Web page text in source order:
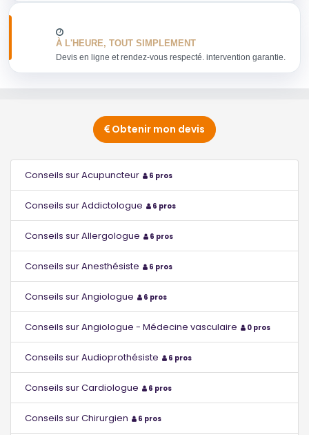
À L'HEURE, TOUT SIMPLEMENT
Devis en ligne et rendez-vous respecté. intervention garantie.
Obtenir mon devis
Conseils sur Acupuncteur 6 pros
Conseils sur Addictologue 6 pros
Conseils sur Allergologue 6 pros
Conseils sur Anesthésiste 6 pros
Conseils sur Angiologue 6 pros
Conseils sur Angiologue - Médecine vasculaire 0 pros
Conseils sur Audioprothésiste 6 pros
Conseils sur Cardiologue 6 pros
Conseils sur Chirurgien 6 pros